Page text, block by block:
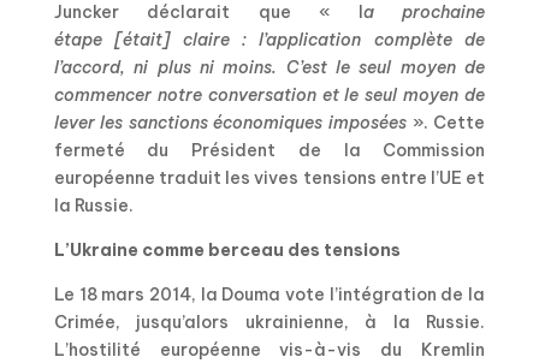
Juncker déclarait que « la prochaine
étape [était] claire : l’application complète de
l’accord, ni plus ni moins. C’est le seul moyen de
commencer notre conversation et le seul moyen de
lever les sanctions économiques imposées ». Cette
fermeté du Président de la Commission
européenne traduit les vives tensions entre l’UE et
la Russie.
L’Ukraine comme berceau des tensions
Le 18 mars 2014, la Douma vote l’intégration de la
Crimée, jusqu’alors ukrainienne, à la Russie.
L’hostilité européenne vis-à-vis du Kremlin